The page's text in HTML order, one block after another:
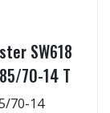
SW618
70-14 T
70-14